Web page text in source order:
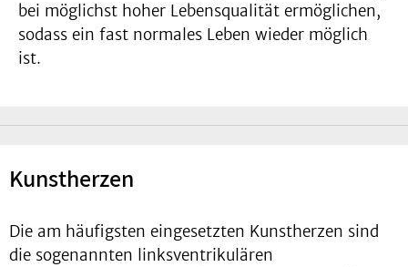
bei möglichst hoher Lebensqualität ermöglichen,
sodass ein fast normales Leben wieder möglich
ist.
Kunstherzen
Die am häufigsten eingesetzten Kunstherzen sind
die sogenannten linksventrikulären